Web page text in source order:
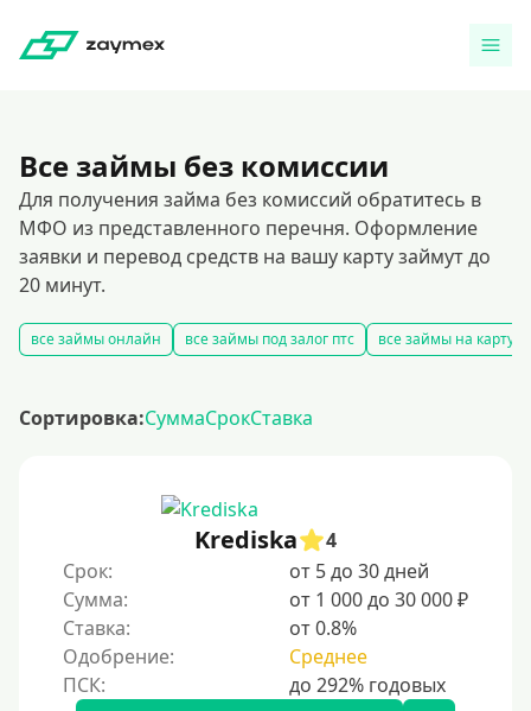
Все займы без комиссии
Для получения займа без комиссий обратитесь в
МФО из представленного перечня. Оформление
заявки и перевод средств на вашу карту займут до
20 минут.
все займы онлайн все займы под залог птс все займы на карту
Сортировка:СуммаСрокСтавка
Krediska
4
Срок:
от 5 до 30 дней
Сумма:
от 1 000 до 30 000 ₽
Ставка:
от 0.8%
Одобрение:
Среднее